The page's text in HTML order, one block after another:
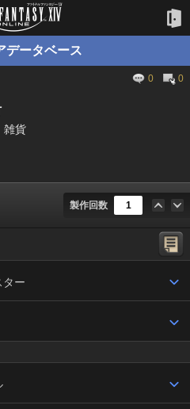
データベース
0
0
雑貨
製作回数
ター